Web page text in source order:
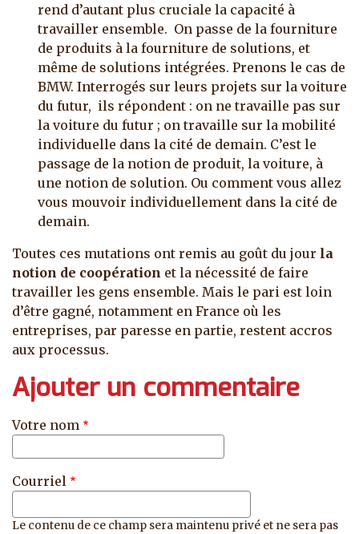
rend d’autant plus cruciale la capacité à
travailler ensemble. On passe de la fourniture
de produits à la fourniture de solutions, et
même de solutions intégrées. Prenons le cas de
BMW. Interrogés sur leurs projets sur la voiture
du futur, ils répondent : on ne travaille pas sur
la voiture du futur ; on travaille sur la mobilité
individuelle dans la cité de demain. C’est le
passage de la notion de produit, la voiture, à
une notion de solution. Ou comment vous allez
vous mouvoir individuellement dans la cité de
demain.
Toutes ces mutations ont remis au goût du jour la
notion de coopération et la nécessité de faire
travailler les gens ensemble. Mais le pari est loin
d’être gagné, notamment en France où les
entreprises, par paresse en partie, restent accros
aux processus.
Ajouter un commentaire
Votre nom
Courriel
Le contenu de ce champ sera maintenu privé et ne sera pas